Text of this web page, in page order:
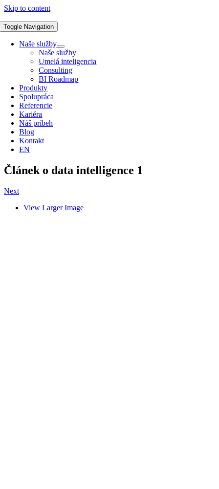
Skip to content
Toggle Navigation
Naše služby
Naše služby
Umelá inteligencia
Consulting
BI Roadmap
Produkty
Spolupráca
Referencie
Kariéra
Náš príbeh
Blog
Kontakt
EN
Článek o data intelligence 1
Next
View Larger Image